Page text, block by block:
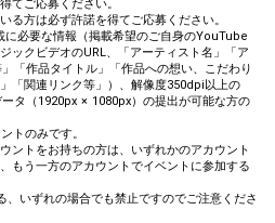
てご応募ください。
る方は必ず許諾を得てご応募ください。
に必要な情報（掲載希望のご自身のYouTube
ックビデオのURL、「アーティスト名」「ア
「作品タイトル」「作品への想い、こだわり
「関連リンク等」）、解像度350dpi以上の
タ（1920px × 1080px）の提出が可能な方の
トのみです。
ントをお持ちの方は、いずれかのアカウント
もう一方のアカウントでイベントに参加する
いずれの場合でも禁止ですのでご注意くださ